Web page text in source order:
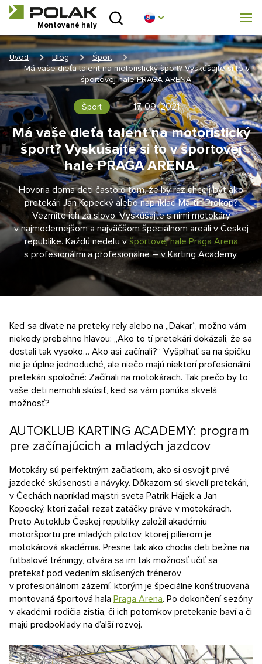
Montované haly
Úvod
O nás
Montované haly
Stanové haly
Technické parametry
Blog
Realizácia
Kontakt
Nezáväzný dopyt
Úvod Blog
Šport
Má vaše dieťa talent na motoristický šport? Vyskúšajte si to v
športovej hale PRAGA ARENA.
Šport 17. 09. 2021
Má vaše dieťa talent na motoristický
šport? Vyskúšajte si to v športovej
hale PRAGA ARENA.
Hovoria doma deti často o tom, že by raz chceli byť ako
pretekári Jan Kopecký alebo napríklad Martin Prokop?
Vezmite ich za slovo. Vyskúšajte s nimi motokáry
v najmodernejšom a najväčšom špeciálnom areáli v Českej
republike. Každú nedeľu v športovej hale Praga Arena
s profesionálmi a profesionálne – v Karting Academy.
Keď sa dívate na preteky rely alebo na „Dakar“, možno vám
niekedy prebehne hlavou: „Ako to tí pretekári dokázali, že sa
dostali tak vysoko… Ako asi začínali?“ Vyšplhať sa na špičku
nie je úplne jednoduché, ale niečo majú niektorí profesionálni
pretekári spoločné: Začínali na motokárach. Tak prečo by to
vaše deti nemohli skúsiť, keď sa vám ponúka skvelá
možnosť?
AUTOKLUB KARTING ACADEMY: program
pre začínajúcich a mladých jazdcov
Motokáry sú perfektným začiatkom, ako si osvojiť prvé
jazdecké skúsenosti a návyky. Dôkazom sú skvelí pretekári,
v Čechách napríklad majstri sveta Patrik Hájek a Jan
Kopecký, ktorí začali rezať zatáčky práve v motokárach.
Preto Autoklub Českej republiky založil akadémiu
motoršportu pre mladých pilotov, ktorej pilierom je
motokárová akadémia. Presne tak ako chodia deti bežne na
futbalové tréningy, otvára sa im tak možnosť učiť sa
pretekať pod vedením skúsených trénerov
v profesionálnom zázemí, ktorým je špeciálne konštruovaná
montovaná športová hala Praga Arena. Po dokončení sezóny
v akadémii rodičia zistia, či ich potomkov pretekanie baví a či
majú predpoklady na ďalší rozvoj.